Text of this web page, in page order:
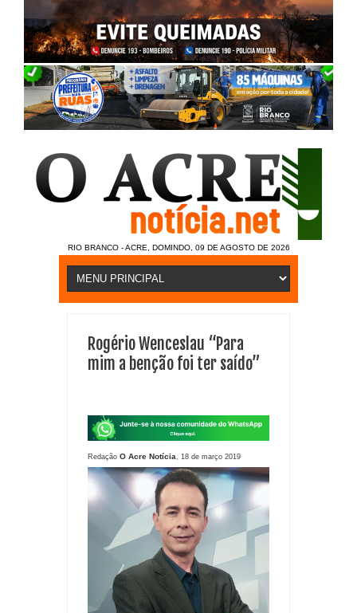
RIO BRANCO - ACRE, DOMINDO, 09 DE AGOSTO DE 2026
Rogério Wenceslau “Para
mim a benção foi ter saído”
Redação O Acre Notícia , 18 de março 2019